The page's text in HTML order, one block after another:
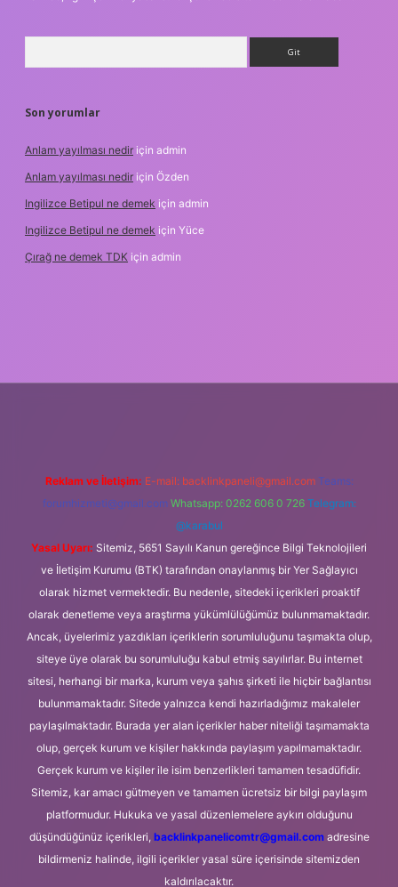
Son yorumlar
Anlam yayılması nedir için admin
Anlam yayılması nedir için Özden
Ingilizce Betipul ne demek için admin
Ingilizce Betipul ne demek için Yüce
Çırağ ne demek TDK için admin
Reklam ve İletişim: E-mail: backlinkpaneli@gmail.com Teams:
forumhizmeti@gmail.com Whatsapp: 0262 606 0 726 Telegram:
@karabul
Yasal Uyarı: Sitemiz, 5651 Sayılı Kanun gereğince Bilgi Teknolojileri
ve İletişim Kurumu (BTK) tarafından onaylanmış bir Yer Sağlayıcı
olarak hizmet vermektedir. Bu nedenle, sitedeki içerikleri proaktif
olarak denetleme veya araştırma yükümlülüğümüz bulunmamaktadır.
Ancak, üyelerimiz yazdıkları içeriklerin sorumluluğunu taşımakta olup,
siteye üye olarak bu sorumluluğu kabul etmiş sayılırlar. Bu internet
sitesi, herhangi bir marka, kurum veya şahıs şirketi ile hiçbir bağlantısı
bulunmamaktadır. Sitede yalnızca kendi hazırladığımız makaleler
paylaşılmaktadır. Burada yer alan içerikler haber niteliği taşımamakta
olup, gerçek kurum ve kişiler hakkında paylaşım yapılmamaktadır.
Gerçek kurum ve kişiler ile isim benzerlikleri tamamen tesadüfidir.
Sitemiz, kar amacı gütmeyen ve tamamen ücretsiz bir bilgi paylaşım
platformudur. Hukuka ve yasal düzenlemelere aykırı olduğunu
düşündüğünüz içerikleri, backlinkpanelicomtr@gmail.comadresine
bildirmeniz halinde, ilgili içerikler yasal süre içerisinde sitemizden
kaldırılacaktır.